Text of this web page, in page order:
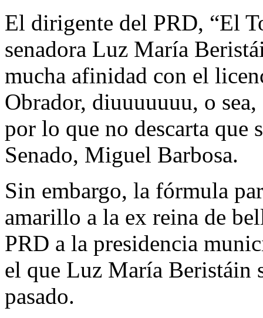
El dirigente del PRD, “El
senadora Luz María
mucha afinidad con el
Obrador, diuuuuuuu, o
por lo que no descarta que
Senado, Miguel Barbosa.
Sin embargo, la fórmula
amarillo a la ex reina de
PRD a la presidencia
el que Luz María Beristáin
pasado.